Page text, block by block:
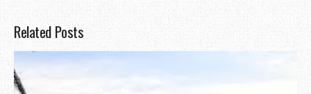
Related Posts